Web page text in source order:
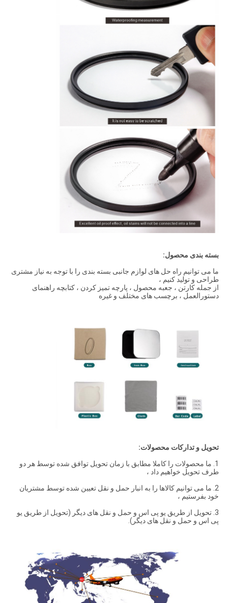
بسته بندی محصول:
ما می توانیم راه حل های لوازم جانبی بسته بندی را با توجه به نیاز مشتری
طراحی و تولید کنیم ،
از جمله کارتن ، جعبه محصول ، پارچه تمیز کردن ، کتابچه راهنمای
دستورالعمل ، برچسب های مختلف و غیره
تحویل و تدارکات محصولات:
1. ما محصولات را کاملا مطابق با زمان تحویل توافق شده توسط هر دو
طرف تحویل خواهیم داد ،
2. ما می توانیم کالاها را به انبار حمل و نقل تعیین شده توسط مشتریان
خود بفرستیم ،
3. تحویل از طریق یو پی اس و حمل و نقل های دیگر (تحویل از طریق یو
پی اس و حمل و نقل های دیگر).